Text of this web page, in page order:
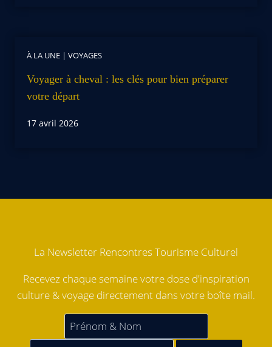
À LA UNE | VOYAGES
Voyager à cheval : les clés pour bien préparer
votre départ
17 avril 2026
La Newsletter Rencontres Tourisme Culturel
Recevez chaque semaine votre dose d'inspiration
culture & voyage directement dans votre boîte mail.